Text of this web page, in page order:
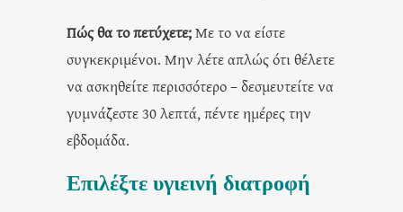
Πώς θα το πετύχετε;Με το να είστε
συγκεκριμένοι. Μην λέτε απλώς ότι θέλετε
να ασκηθείτε περισσότερο – δεσμευτείτε να
γυμνάζεστε 30 λεπτά, πέντε ημέρες την
εβδομάδα.
Επιλέξτε υγιεινή διατροφή